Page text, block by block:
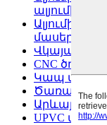
ալյումինե
Ալյումինե
մասերի
Վկայական
CNC ծռող
Կապ մեզ
Արևային
UPVC